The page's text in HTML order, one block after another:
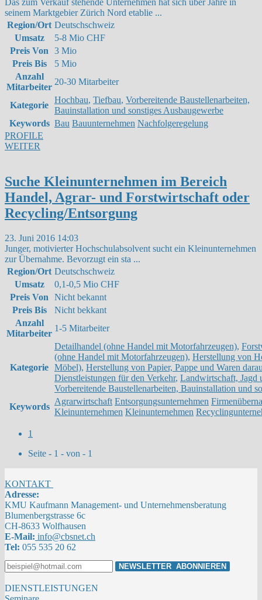
Das zum Verkauf stehende Unternehmen hat sich über Jahre in
seinem Marktgebier Zürich Nord etablie ...
Region/Ort Deutschschweiz
Umsatz
5-8 Mio CHF
Preis Von
3 Mio
Preis Bis
5 Mio
Anzahl
Mitarbeiter
20-30 Mitarbeiter
Kategorie
Hochbau, Tiefbau, Vorbereitende Baustellenarbeiten,
Bauinstallation und sonstiges Ausbaugewerbe
Keywords Bau Bauunternehmen Nachfolgeregelung
PROFILE
WEITER
Suche Kleinunternehmen im Bereich
Handel, Agrar- und Forstwirtschaft oder
Recycling/Entsorgung
23. Juni 2016 14:03
Junger, motivierter Hochschulabsolvent sucht ein Kleinunternehmen
zur Übernahme. Bevorzugt ein sta ...
Region/Ort Deutschschweiz
Umsatz
0,1-0,5 Mio CHF
Preis Von
Nicht bekannt
Preis Bis
Nicht bekkant
Anzahl
Mitarbeiter
1-5 Mitarbeiter
Kategorie
Detailhandel (ohne Handel mit Motorfahrzeugen),
(ohne Handel mit Motorfahrzeugen), Herstellung von
Möbel), Herstellung von Papier, Pappe und Waren
Dienstleistungen für den Verkehr, Landwirtschaft, Jagd
Vorbereitende Baustellenarbeiten, Bauinstallation und
Keywords
Agrarwirtschaft Entsorgungsunternehmen
Kleinunternehmen Kleinunternehmen
1
Seite - 1 - von - 1
KONTAKT
Adresse:
KMU Kaufmann Management- und Unternehmensberatung
Blumenbergstrasse 6c
CH-8633 Wolfhausen
E-Mail: info@cbsnet.ch
Tel: 055 535 20 62
DIENSTLEISTUNGEN